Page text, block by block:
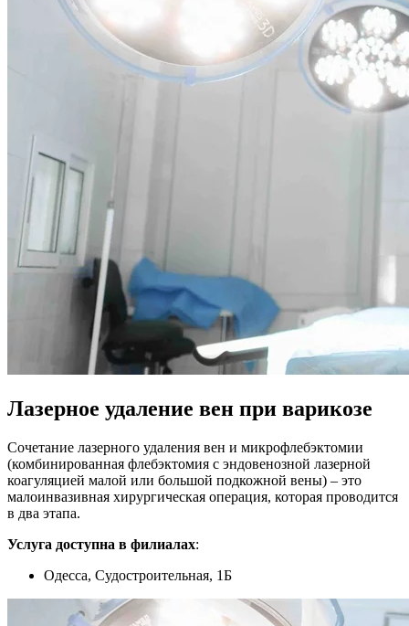
Лазерное удаление вен при варикозе
Сочетание лазерного удаления вен и микрофлебэктомии
(комбинированная флебэктомия с эндовенозной лазерной
коагуляцией малой или большой подкожной вены) – это
малоинвазивная хирургическая операция, которая проводится
в два этапа.
Услуга доступна в филиалах:
Одесса, Судостроительная, 1Б